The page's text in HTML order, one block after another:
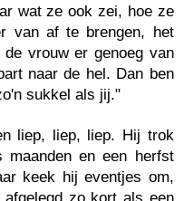
wat ze ook zei, hoe ze
van af te brengen, het
vrouw er genoeg van
naar de hel. Dan ben
sukkel als jij."
liep, liep, liep. Hij trok
en een herfst
keek hij eventjes om,